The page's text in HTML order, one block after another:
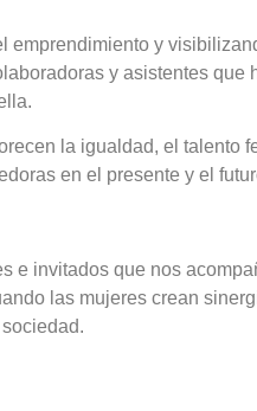
emprendimiento y
y asistentes que
la igualdad, el talento
en el presente y el
e invitados que nos
las mujeres crean